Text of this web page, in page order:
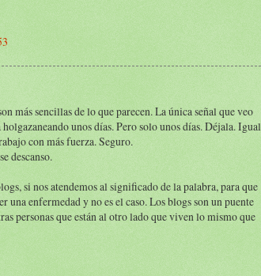
más sencillas de lo que parecen. La única señal que veo
unos días. Pero solo unos días. Déjala. Igual
con más fuerza. Seguro.
descanso.
si nos atendemos al significado de la palabra, para que
una enfermedad y no es el caso. Los blogs son un puente
personas que están al otro lado que viven lo mismo que